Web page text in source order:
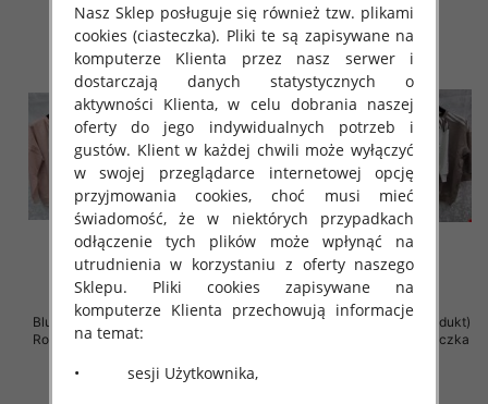
Bluzki damskie ( Turecki produkt)
Roz Standard , Mix Kolor .Paczka
41.00 zł
Bluzki damskie ( Turecki produkt)
Roz Standard , Mix Kolor .Paczka
Nasz Sklep posługuje się również tzw. plikami
cookies (ciasteczka). Pliki te są zapisywane na
komputerze Klienta przez nasz serwer i
dostarczają danych statystycznych o
aktywności Klienta, w celu dobrania naszej
oferty do jego indywidualnych potrzeb i
gustów. Klient w każdej chwili może wyłączyć
w swojej przeglądarce internetowej opcję
przyjmowania cookies, choć musi mieć
świadomość, że w niektórych przypadkach
odłączenie tych plików może wpłynąć na
utrudnienia w korzystaniu z oferty naszego
Sklepu. Pliki cookies zapisywane na
komputerze Klienta przechowują informacje
na temat:
• sesji Użytkownika,